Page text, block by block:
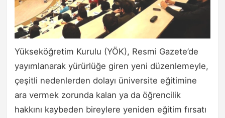
Yükseköğretim Kurulu (YÖK), Resmi Gazete’de
yayımlanarak yürürlüğe giren yeni düzenlemeyle,
çeşitli nedenlerden dolayı üniversite eğitimine
ara vermek zorunda kalan ya da öğrencilik
hakkını kaybeden bireylere yeniden eğitim fırsatı